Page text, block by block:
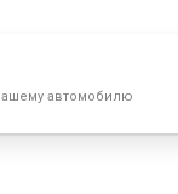
автомобилю